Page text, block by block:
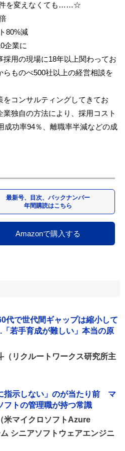
を変えなくても……☆
80%減
企業に
用の現場に18年以上関わってお
らものべ500社以上の経営相談を
コンサルティングしてきてお
業独自の方法により、採用コスト
成功率94％、離職率半減などの成
最新号、目次、バックナンバー
年間購読はこちら
Amazonで購入する
代で世代間ギャップは縮小して
「若手育成が難しい」本当の原
（リクルートワークス研究所主
指示しない」のが当たり前 マ
フトの管理職が持つ常識
米マイクロソフトAzure
シニアソフトウェアエンジニ